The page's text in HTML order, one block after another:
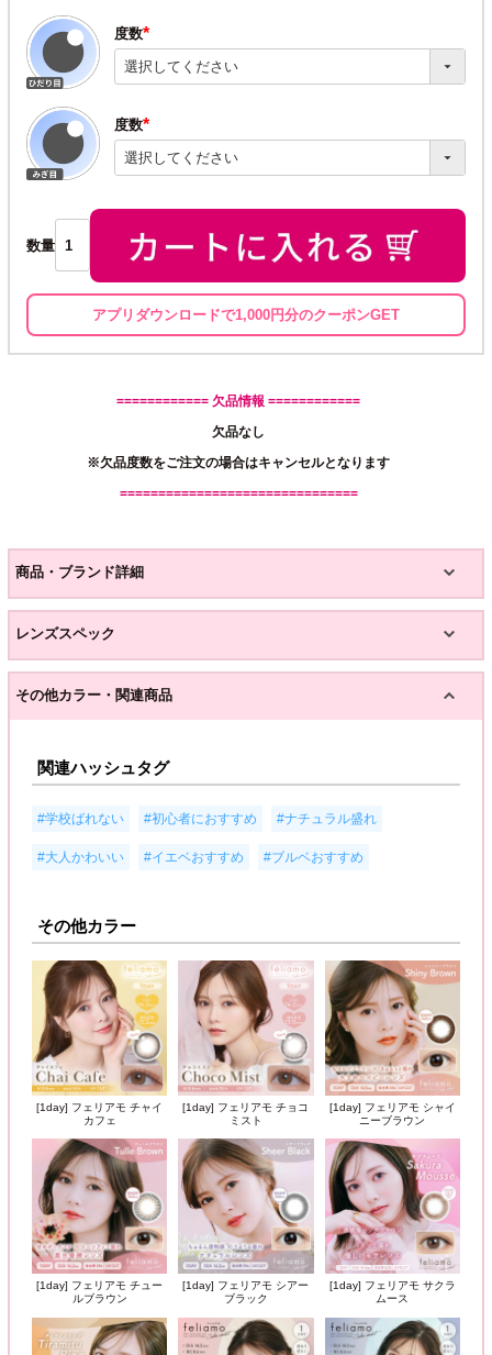
度数
(必
須)
度数
(必
須)
数量
アプリダウンロードで1,000円分のクーポンGET
============ 欠品情報 ============
欠品なし
※欠品度数をご注文の場合はキャンセルとなります
===============================
商品・ブランド詳細
レンズスペック
その他カラー・関連商品
関連ハッシュタグ
#学校ばれない #初心者におすすめ #ナチュラル盛れ
#大人かわいい #イエベおすすめ #ブルベおすすめ
その他カラー
[1day] フェリアモ チャイ
カフェ
[1day] フェリアモ チョコ
ミスト
[1day] フェリアモ シャイ
ニーブラウン
[1day] フェリアモ チュー
ルブラウン
[1day] フェリアモ シアー
ブラック
[1day] フェリアモ サクラ
ムース